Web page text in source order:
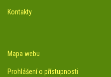
Kontakty
Mapa webu
Prohlášení o přístupnosti